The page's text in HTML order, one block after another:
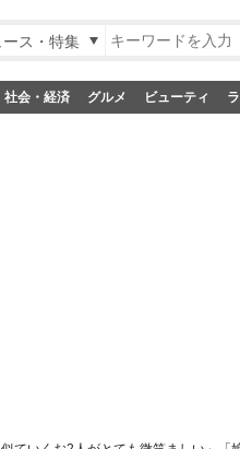
ース・特集
社会・経済 グルメ ビューティ